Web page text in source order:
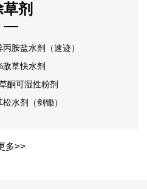
草剂
胺盐水剂（速迹）
敌草快水剂
酮可湿性粉剂
水剂（剑锄）
多>>